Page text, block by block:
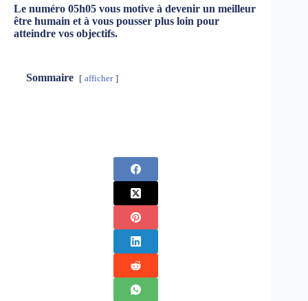
Le numéro 05h05 vous motive à devenir un meilleur
être humain et à vous pousser plus loin pour
atteindre vos objectifs.
Sommaire afficher